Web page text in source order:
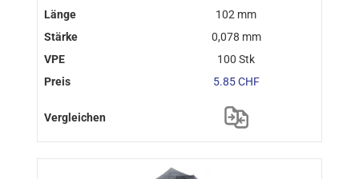
102 mm
0,078 mm
100 Stk
5.85 CHF